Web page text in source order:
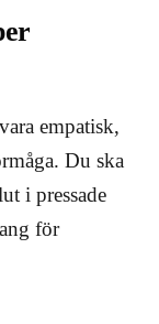
empatisk,
Du ska
i pressade
för